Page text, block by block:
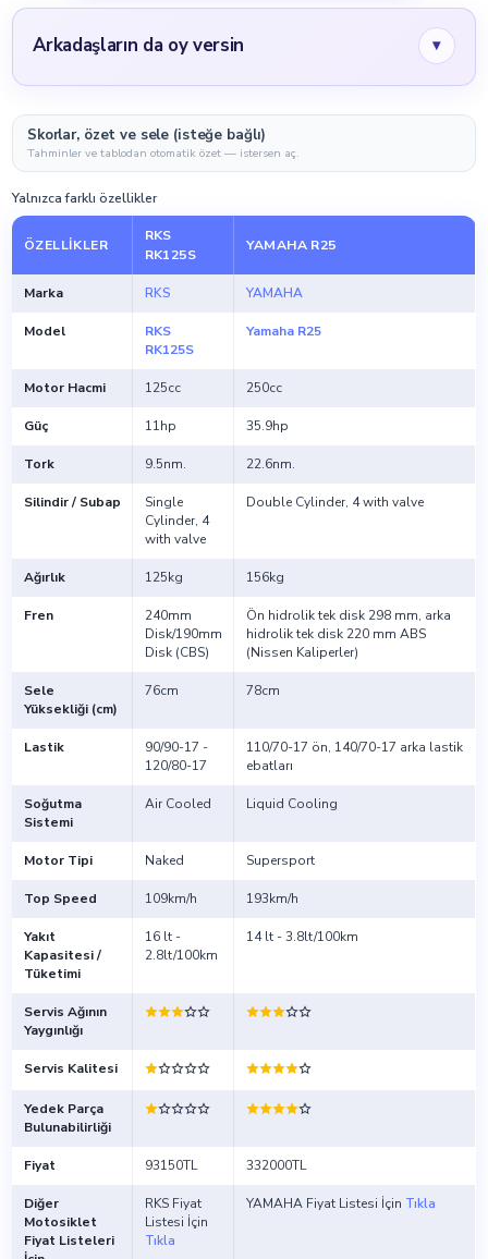
Arkadaşların da oy versin ▾
Skorlar, özet ve sele (isteğe bağlı)
Tahminler ve tablodan otomatik özet — istersen aç.
Yalnızca farklı özellikler
ÖZELLIKLER
RKS
RK125S
YAMAHA R25
Marka RKS YAMAHA
Model
RKS
RK125S
Yamaha R25
Motor Hacmi 125cc 250cc
Güç 11hp 35.9hp
Tork 9.5nm. 22.6nm.
Silindir / Subap
Single
Cylinder, 4
with valve
Double Cylinder, 4 with valve
Ağırlık 125kg 156kg
Fren
240mm
Disk/190mm
Disk (CBS)
Ön hidrolik tek disk 298 mm, arka
hidrolik tek disk 220 mm ABS
(Nissen Kaliperler)
Sele
Yüksekliği (cm)
76cm 78cm
Lastik
90/90-17 -
120/80-17
110/70-17 ön, 140/70-17 arka lastik
ebatları
Soğutma
Sistemi
Air Cooled Liquid Cooling
Motor Tipi Naked Supersport
Top Speed 109km/h 193km/h
Yakıt
Kapasitesi /
Tüketimi
16 lt -
2.8lt/100km
14 lt - 3.8lt/100km
Servis Ağının
Yaygınlığı
Servis Kalitesi
Yedek Parça
Bulunabilirliği
Fiyat 93150TL 332000TL
Diğer
Motosiklet
Fiyat Listeleri
RKS Fiyat
Listesi İçin
Tıkla
YAMAHA Fiyat Listesi İçin Tıkla